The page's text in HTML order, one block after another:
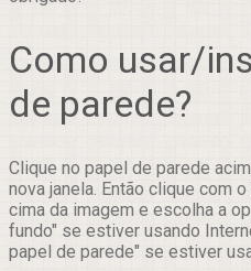
Como usar/
de parede?
Clique no papel de parede
nova janela. Então clique com
cima da imagem e escolha a
fundo" se estiver usando
papel de parede" se estiver